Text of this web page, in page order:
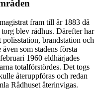
fram till år 1883 då
blev rådhus. Därefter har
brandstation och
som stadens första
1960 eldhärjades
totalförstördes. Det togs
återuppföras och redan
Rådhuset återinvigas.